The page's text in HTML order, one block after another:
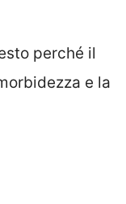
perché il
e la